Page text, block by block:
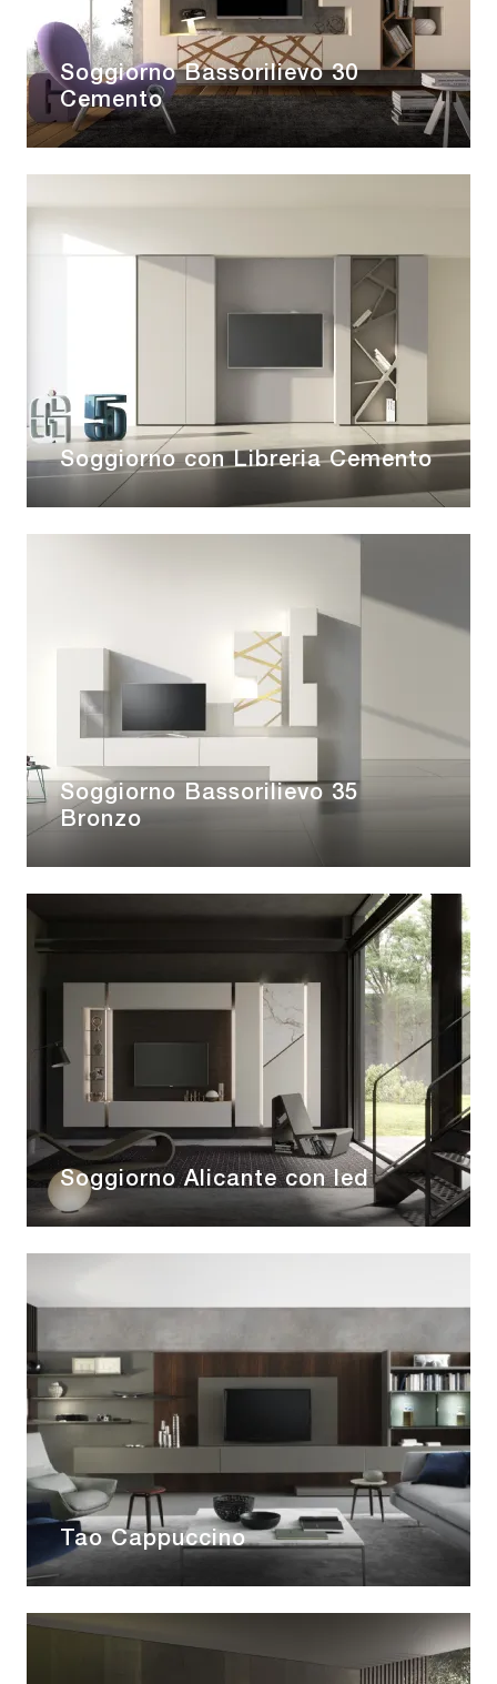
Soggiorno Bassorilievo 30
Cemento
Soggiorno con Libreria Cemento
Soggiorno Bassorilievo 35
Bronzo
Soggiorno Alicante con led
Tao Cappuccino